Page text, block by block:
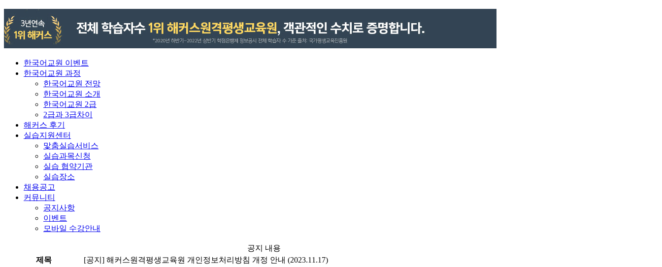
한국어교원 이벤트
한국어교원 과정
한국어교원 전망
한국어교원 소개
한국어교원 2급
2급과 3급차이
해커스 후기
실습지원센터
맟춤실습서비스
실습과목신청
실습 협약기관
실습장소
채용공고
커뮤니티
공지사항
이벤트
모바일 수강안내
공지 내용
제목
[공지] 해커스원격평생교육원 개인정보처리방침 개정 안내 (2023.11.17)